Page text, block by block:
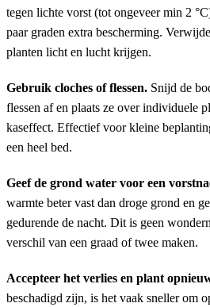
tegen lichte vorst (tot ongeveer min 2
paar graden extra bescherming.
planten licht en lucht krijgen.
Gebruik cloches of flessen. Snijd de
flessen af en plaats ze over individuele
kaseffect. Effectief voor kleine
een heel bed.
Geef de grond water voor een
warmte beter vast dan droge grond en
gedurende de nacht. Dit is geen
verschil van een graad of twee maken.
Accepteer het verlies en plant
beschadigd zijn, is het vaak sneller om